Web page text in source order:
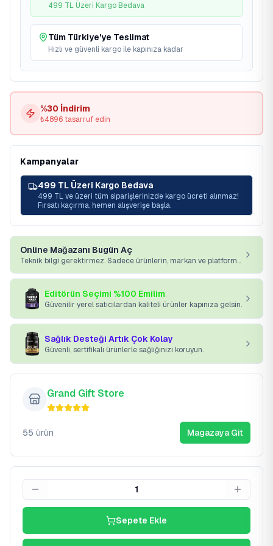
499 TL Üzeri Kargo Bedava
Tüm Türkiye'ye Teslimat
Hızlı ve güvenli kargo ile kapınıza kadar
%30 İndirim
₺4896 tasarruf edin
Kampanyalar
499 TL Üzeri Kargo Bedava
499 TL ve üzeri tüm siparişlerinizde kargo ücreti alınmaz!
Fırsatı kaçırma, hemen alışverişe başla.
Online Mağazanı Bugün Aç
Teknik bilgi gerektirmez. Sadece ürünlerin, markan ve platformumuz yeterli.
Editörün Seçimi %100 Emilim
Güvenilir yerel satıcılardan kaliteli ürünler kapınıza gelsin.
Sağlık Desteği Artık Çok Kolay
Güvenli, sertifikalı ürünlerle sağlığınızı koruyun.
Grand Gift Store
55 ürün Magazaya Git
1
Sepete Ekle